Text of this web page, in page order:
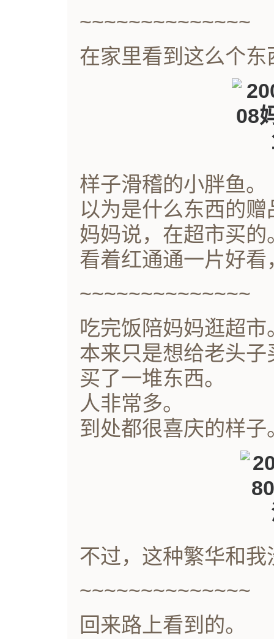
~~~~~~~~~~~~~~
在家里看到这么个东
样子滑稽的小胖鱼。
以为是什么东西的赠
妈妈说，在超市买的
看着红通通一片好
~~~~~~~~~~~~~~
吃完饭陪妈妈逛超市
本来只是想给老头
买了一堆东西。
人非常多。
到处都很喜庆的样子
不过，这种繁华和我
~~~~~~~~~~~~~~
回来路上看到的。